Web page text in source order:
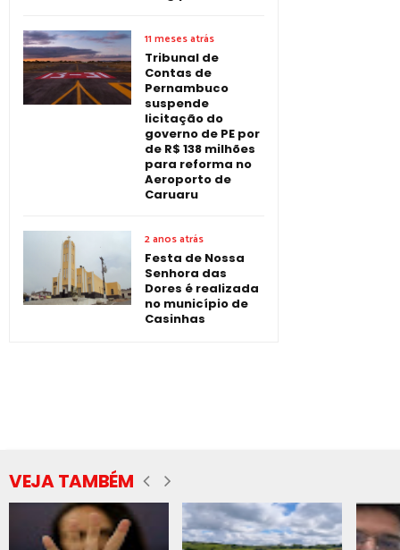
11 meses atrás
Tribunal de
Contas de
Pernambuco
suspende
licitação do
governo de PE por
de R$ 138 milhões
para reforma no
Aeroporto de
Caruaru
2 anos atrás
Festa de Nossa
Senhora das
Dores é realizada
no município de
Casinhas
VEJA TAMBÉM